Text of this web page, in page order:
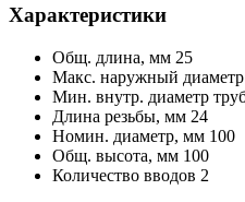
Характеристики
Общ. длина, мм 25
Макс. наружный
Мин. внутр. диаметр
Длина резьбы, мм 24
Номин. диаметр, мм 100
Общ. высота, мм 100
Количество вводов 2